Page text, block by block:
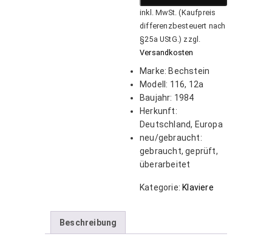
inkl. MwSt. (Kaufpreis
differenzbesteuert nach
§25a UStG.) zzgl.
Versandkosten
Marke: Bechstein
Modell : 116, 12a
Baujahr: 1984
Herkunft:
Deutschland, Europa
neu/gebraucht:
gebraucht, geprüft,
überarbeitet
Kategorie: Klaviere
Beschreibung